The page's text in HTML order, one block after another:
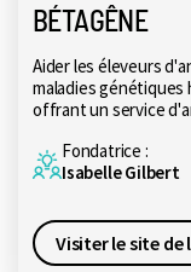
BÉTAGÊNE
Aider les éleveurs
maladies génétiques
offrant un service
Fondatrice :
Isabelle Gilbert
Visiter le site